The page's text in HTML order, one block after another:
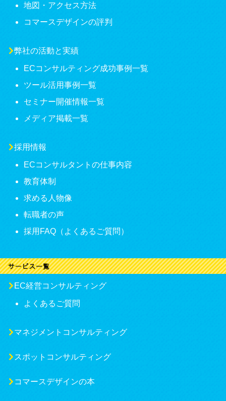
地図・アクセス方法
コマースデザインの評判
弊社の活動と実績
ECコンサルティング成功事例一覧
ツール活用事例一覧
セミナー開催情報一覧
メディア掲載一覧
採用情報
ECコンサルタントの仕事内容
教育体制
求める人物像
転職者の声
採用FAQ（よくあるご質問）
EC経営コンサルティング
よくあるご質問
マネジメントコンサルティング
スポットコンサルティング
コマースデザインの本